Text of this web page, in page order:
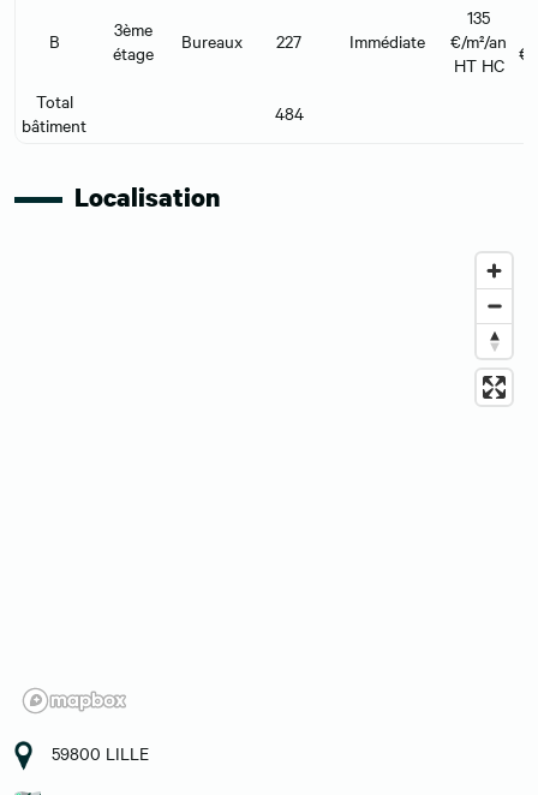
B
3ème
étage
Bureaux 227 Immédiate
135
€/m²/an
HT HC
€/
Total
bâtiment
484
Localisation
59800 LILLE